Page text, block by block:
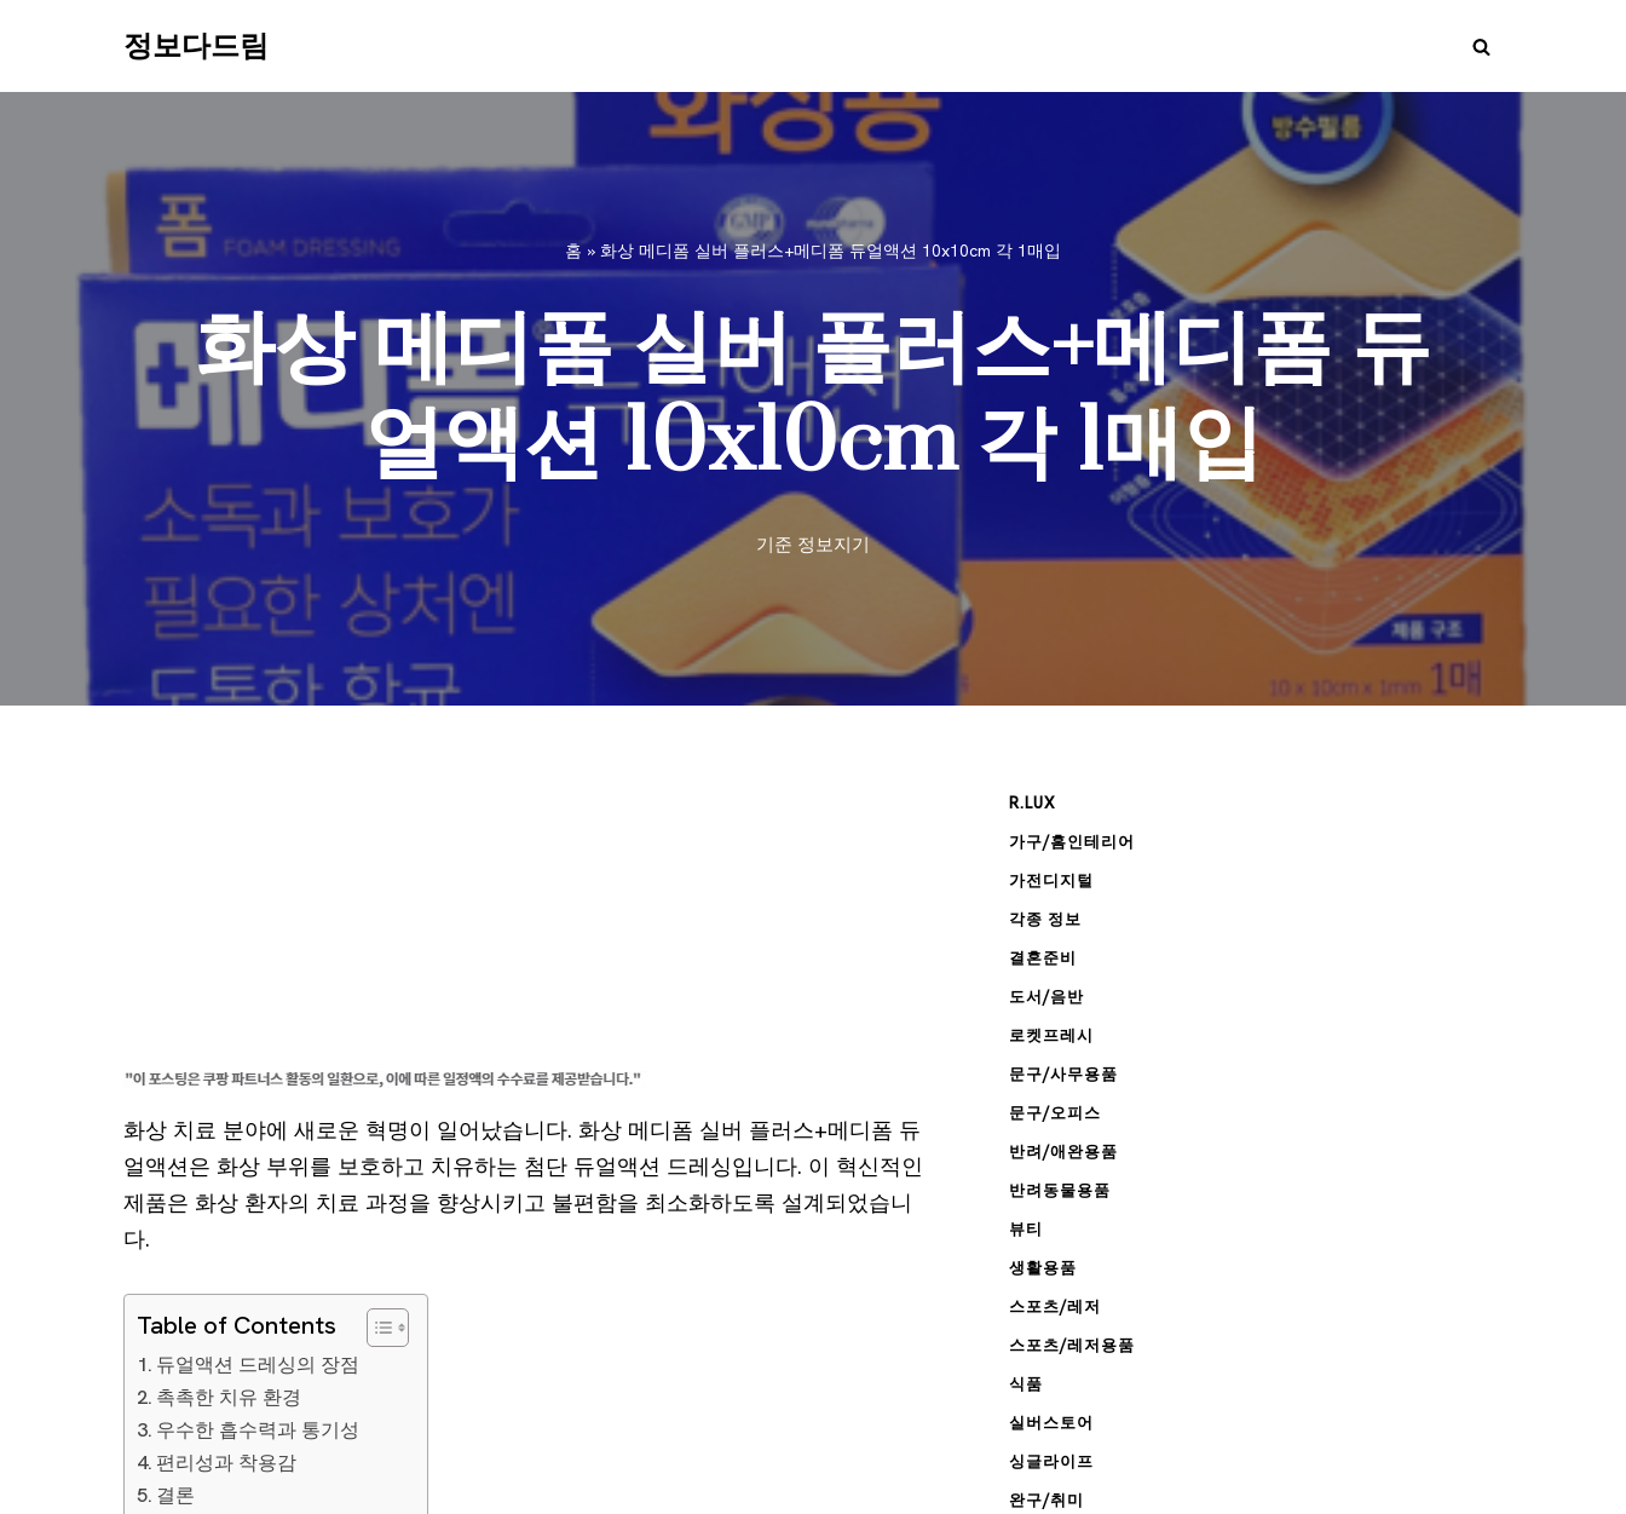
정보다드림
홈» 화상 메디폼 실버 플러스+메디폼 듀얼액션 10x10cm 각 1매입
화상 메디폼 실버 플러스+메디폼 듀
얼액션 10x10cm 각 1매입
기준 정보지기
화상 치료 분야에 새로운 혁명이 일어났습니다. 화상 메디폼 실버 플러스+메디폼 듀
얼액션은 화상 부위를 보호하고 치유하는 첨단 듀얼액션 드레싱입니다. 이 혁신적인
제품은 화상 환자의 치료 과정을 향상시키고 불편함을 최소화하도록 설계되었습니
다.
Table of Contents
듀얼액션 드레싱의 장점
촉촉한 치유 환경
우수한 흡수력과 통기성
편리성과 착용감
결론
R.LUX
가구/홈인테리어
가전디지털
각종 정보
결혼준비
도서/음반
로켓프레시
문구/사무용품
문구/오피스
반려/애완용품
반려동물용품
뷰티
생활용품
스포츠/레저
스포츠/레저용품
식품
실버스토어
싱글라이프
완구/취미